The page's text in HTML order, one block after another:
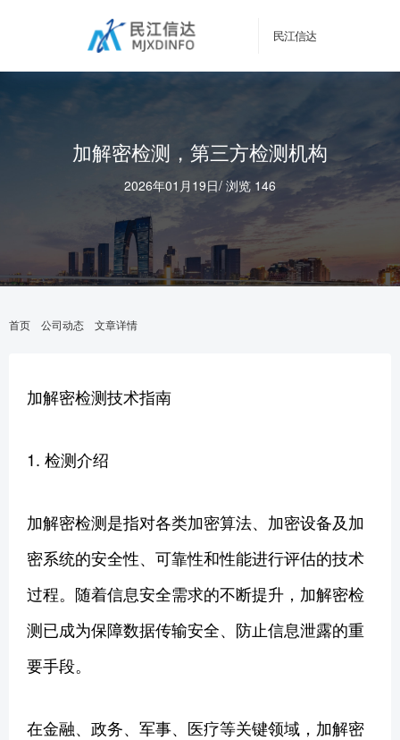
民江信达
加解密检测，第三方检测机构
2026年01月19日/ 浏览 146
首页 公司动态 文章详情
加解密检测技术指南
1. 检测介绍
加解密检测是指对各类加密算法、加密设备及加
密系统的安全性、可靠性和性能进行评估的技术
过程。随着信息安全需求的不断提升，加解密检
测已成为保障数据传输安全、防止信息泄露的重
要手段。
在金融、政务、军事、医疗等关键领域，加解密